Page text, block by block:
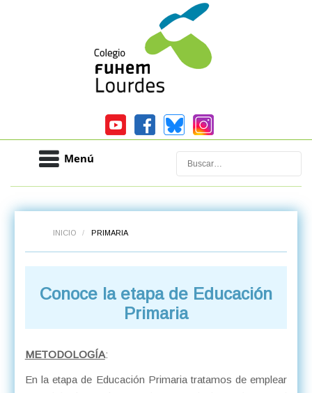
Menú Buscar
INICIO / PRIMARIA
Conoce la etapa de Educación
Primaria
METODOLOGÍA:
En la etapa de Educación Primaria tratamos de emplear